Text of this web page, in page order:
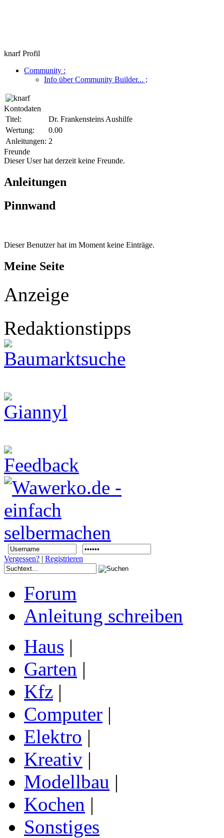
knarf Profil
Community :
Info über Community Builder... ;
Kontodaten
Titel:
Dr. Frankensteins Aushilfe
Wertung:
0.00
Anleitungen: 2
Freunde
Dieser User hat derzeit keine Freunde.
Anleitungen
Pinnwand
Dieser Benutzer hat im Moment keine Einträge.
Meine Seite
Anzeige
Redaktionstipps
Vergessen? | Registrieren
Forum
Anleitung schreiben
Haus |
Garten |
Kfz |
Computer |
Elektro |
Kreativ |
Modellbau |
Kochen |
Sonstiges